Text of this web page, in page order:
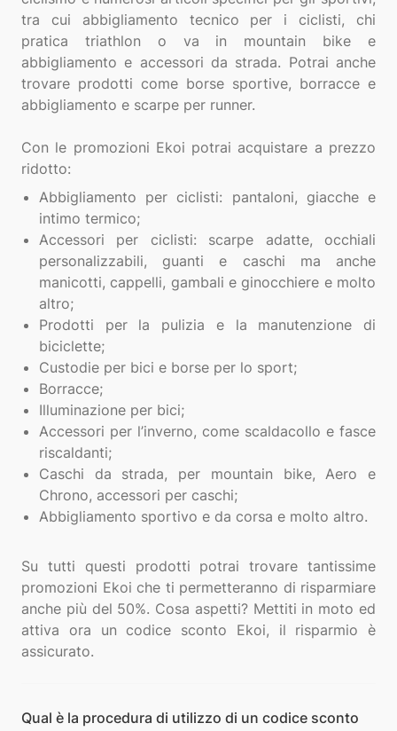
tra cui abbigliamento tecnico per i ciclisti, chi
pratica triathlon o va in mountain bike e
abbigliamento e accessori da strada. Potrai anche
trovare prodotti come borse sportive, borracce e
abbigliamento e scarpe per runner.
Con le promozioni Ekoi potrai acquistare a prezzo
Abbigliamento per ciclisti: pantaloni, giacche e
intimo termico;
Accessori per ciclisti: scarpe adatte, occhiali
personalizzabili, guanti e caschi ma anche
manicotti, cappelli, gambali e ginocchiere e molto
altro;
Prodotti per la pulizia e la manutenzione di
biciclette;
Custodie per bici e borse per lo sport;
Borracce;
Illuminazione per bici;
Accessori per l’inverno, come scaldacollo e fasce
riscaldanti;
Caschi da strada, per mountain bike, Aero e
Chrono, accessori per caschi;
Abbigliamento sportivo e da corsa e molto altro.
Su tutti questi prodotti potrai trovare tantissime
promozioni Ekoi che ti permetteranno di risparmiare
anche più del 50%. Cosa aspetti? Mettiti in moto ed
attiva ora un codice sconto Ekoi, il risparmio è
Qual è la procedura di utilizzo di un codice sconto